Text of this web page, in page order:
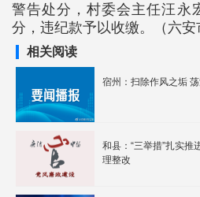
警告处分，村委会主任汪永
分，违纪款予以收缴。（六安
相关阅读
宿州：扫除作风之垢 荡
和县：“三举措”扎实推
理整改